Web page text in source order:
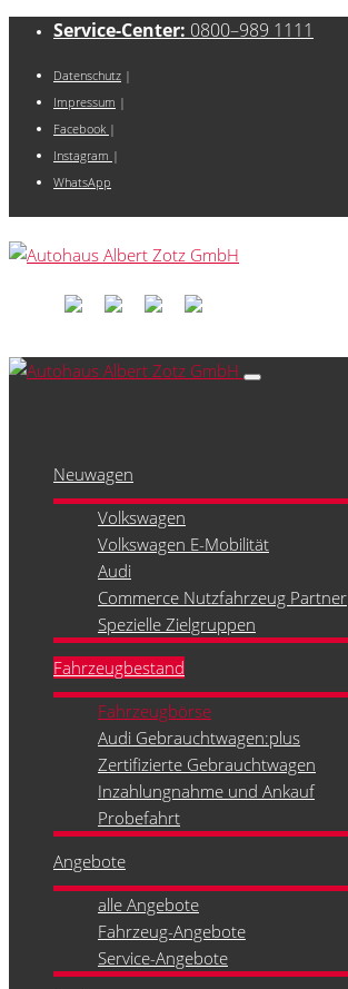
Service-Center: 0800–989 1111
Datenschutz |
Impressum |
Facebook |
Instagram |
WhatsApp
Neuwagen
Volkswagen
Volkswagen E-Mobilität
Audi
Commerce Nutzfahrzeug Partner
Spezielle Zielgruppen
Fahrzeugbestand
Fahrzeugbörse
Audi Gebrauchtwagen:plus
Zertifizierte Gebrauchtwagen
Inzahlungnahme und Ankauf
Probefahrt
Angebote
alle Angebote
Fahrzeug-Angebote
Service-Angebote